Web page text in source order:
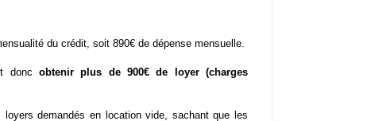
du crédit, soit 890€ de dépense mensuelle.
donc obtenir plus de 900€ de loyer (charges
loyers demandés en location vide, sachant que les